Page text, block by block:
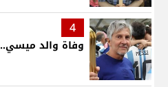
4
وفاة والد